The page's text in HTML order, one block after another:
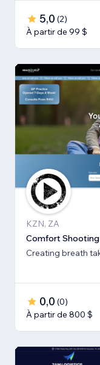
5,0 (2)
À partir de 99 $
KZN, ZA
Comfort Shooting
Creating breath
0,0 (0)
À partir de 800 $